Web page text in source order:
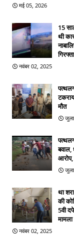
मई 05, 2026
15
थी
नवंबर 02, 2025
मौत
था
की
5वी
मामला
नवंबर 02, 2025